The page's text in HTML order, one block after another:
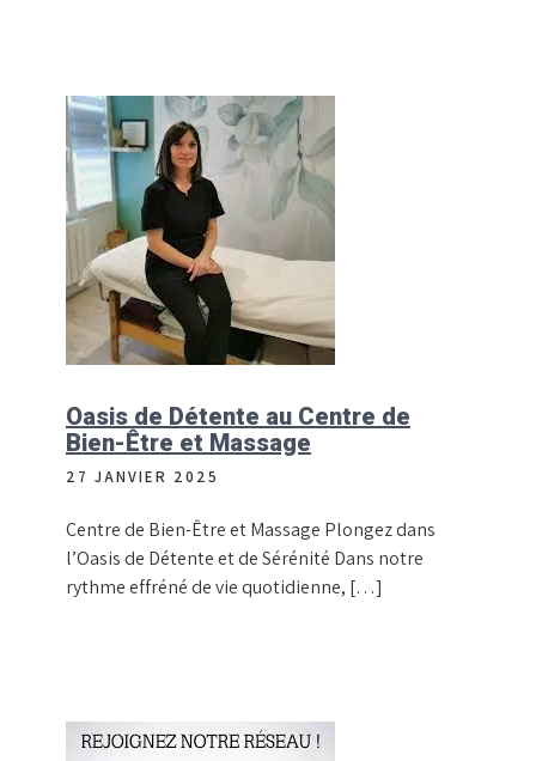
Oasis de Détente au Centre de
Bien-Être et Massage
27 JANVIER 2025
Centre de Bien-Être et Massage Plongez dans
l’Oasis de Détente et de Sérénité Dans notre
rythme effréné de vie quotidienne, […]